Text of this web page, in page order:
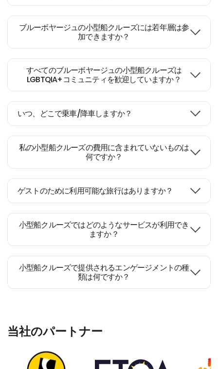
ブルーボヤージュの小型船クルーズには若年層は参
加できますか？
すべてのブルーボヤージュの小型船クルーズは
LGBTQIA+コミュニティを歓迎していますか？
いつ、どこで乗車/降車しますか？
私の小型船クルーズの費用に含まれていないものは
何ですか？
ゲストのために利用可能な旅行はありますか？
小型船クルーズではどのようなサービスが利用でき
ますか？
小型船クルーズで提供されるエンゲージメントの種
類は何ですか？
当社のパートナー